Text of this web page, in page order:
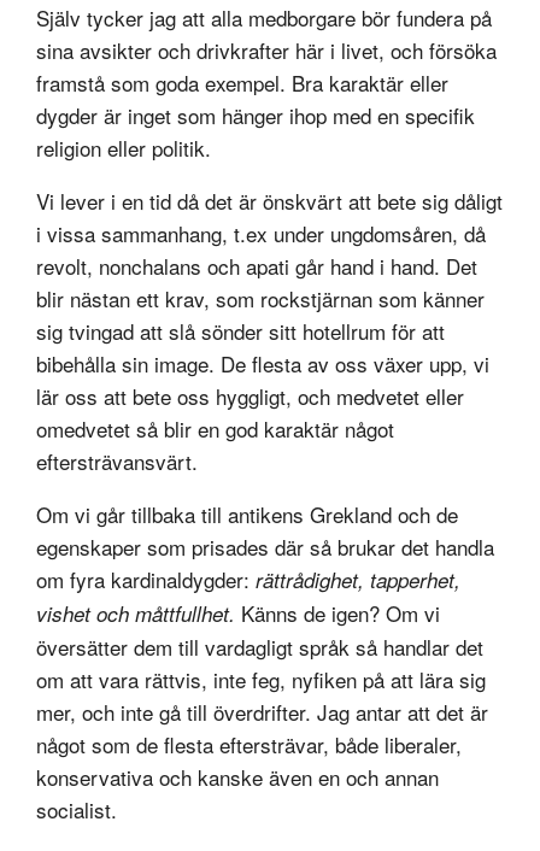
Själv tycker jag att alla medborgare bör fundera på
sina avsikter och drivkrafter här i livet, och försöka
framstå som goda exempel. Bra karaktär eller
dygder är inget som hänger ihop med en specifik
religion eller politik.
Vi lever i en tid då det är önskvärt att bete sig dåligt
i vissa sammanhang, t.ex under ungdomsåren, då
revolt, nonchalans och apati går hand i hand. Det
blir nästan ett krav, som rockstjärnan som känner
sig tvingad att slå sönder sitt hotellrum för att
bibehålla sin image. De flesta av oss växer upp, vi
lär oss att bete oss hyggligt, och medvetet eller
omedvetet så blir en god karaktär något
eftersträvansvärt.
Om vi går tillbaka till antikens Grekland och de
egenskaper som prisades där så brukar det handla
om fyra kardinaldygder: rättrådighet, tapperhet,
vishet och måttfullhet. Känns de igen? Om vi
översätter dem till vardagligt språk så handlar det
om att vara rättvis, inte feg, nyfiken på att lära sig
mer, och inte gå till överdrifter. Jag antar att det är
något som de flesta eftersträvar, både liberaler,
konservativa och kanske även en och annan
socialist.